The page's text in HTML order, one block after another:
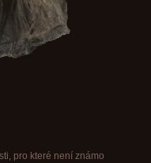
pro které není známo